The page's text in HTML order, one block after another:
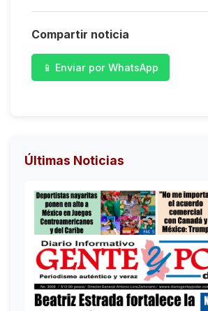
Compartir noticia
📱 Enviar por WhatsApp
Últimas Noticias